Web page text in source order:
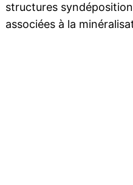
structures
associées à la